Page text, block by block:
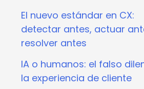
El nuevo estándar en CX:
detectar antes, actuar
resolver antes
IA o humanos: el falso
la experiencia de cliente